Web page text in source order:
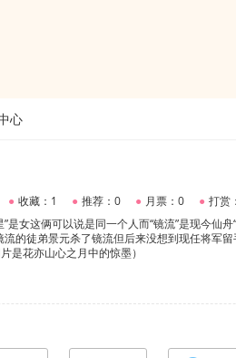
心
● 收藏：1 ● 推荐：0 ● 月票：0 ● 打赏
是女这俩可以说是同一个人而“镜流”是现今仙
的徒弟景元杀了镜流但后来没想到现任将军
是花亦山心之月中的惊墨）